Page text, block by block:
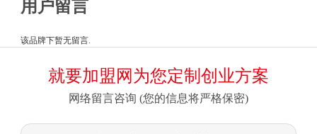
用户留言
该品牌下暂无留言.
就要加盟网为您定制创业方案
网络留言咨询 (您的信息将严格保密)